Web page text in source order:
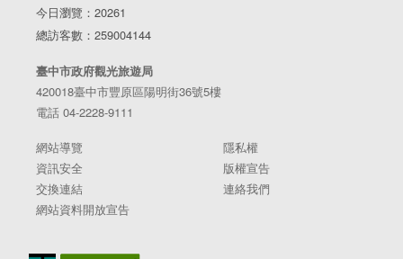
今日瀏覽：20261
總訪客數：259004144
臺中市政府觀光旅遊局
420018臺中市豐原區陽明街36號5樓
電話 04-2228-9111
網站導覽
隱私權
資訊安全
版權宣告
交換連結
連絡我們
網站資料開放宣告